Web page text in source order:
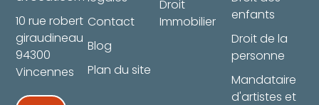
10 rue robert
giraudineau
94300
Vincennes
Contact
Blog
Plan du site
Droit
Immobilier
enfants
Droit de la
personne
Mandataire
d'artistes et